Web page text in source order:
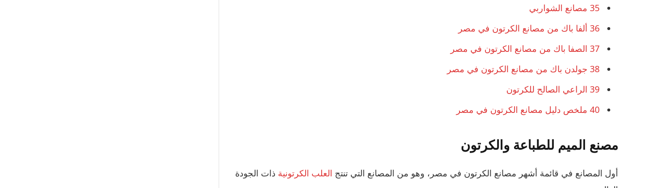
35 مصانع الشواربي
36 ألفا باك من مصانع الكرتون في مصر
37 الصفا باك من مصانع الكرتون في مصر
38 جولدن باك من مصانع الكرتون في مصر
39 الراعي الصالح للكرتون
40 ملخص دليل مصانع الكرتون في مصر
مصنع الميم للطباعة والكرتون
أول المصانع في قائمة أشهر مصانع الكرتون في مصر، وهو من المصانع التي تنتج العلب الكرتونية ذات الجودة